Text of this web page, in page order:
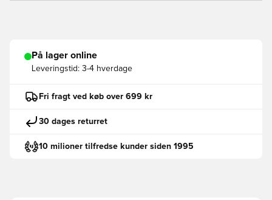
På lager online
Leveringstid: 3-4 hverdage
Fri fragt ved køb over 699 kr
30 dages returret
10 milioner tilfredse kunder siden 1995